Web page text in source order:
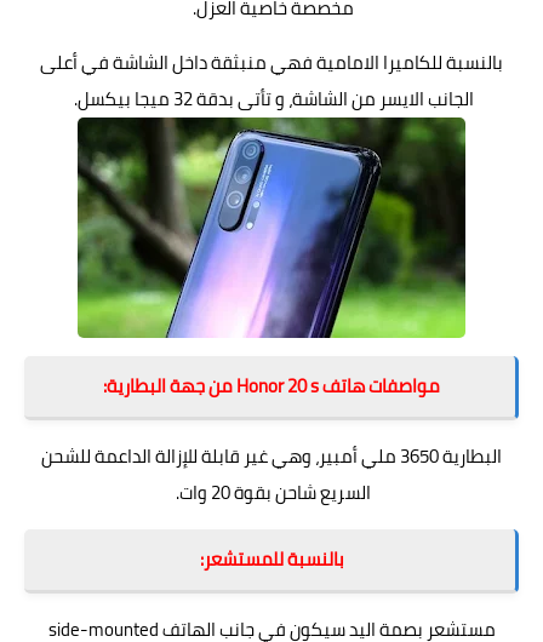
مخصصة خاصية العزل.
بالنسبة للكاميرا الامامية فهي منبثقة داخل الشاشة في أعلى
الجانب الايسر من الشاشة، و تأتى بدقة 32 ميجا بيكسل.
مواصفات هاتف Honor 20 s من جهة البطارية:
البطارية 3650 ملي أمبير، وهي غير قابلة للإزالة الداعمة للشحن
السريع شاحن بقوة 20 وات.
بالنسبة للمستشعر:
مستشعر بصمة اليد سيكون في جانب الهاتف side-mounted